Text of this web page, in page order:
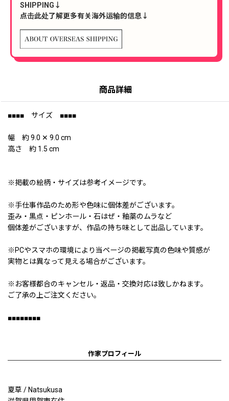
SHIPPING↓
点击此处了解更多有关海外运输的信息↓
商品詳細
■■■■ サイズ ■■■■
幅 約 9.0 ✕ 9.0 cm
高さ 約 1.5 cm
※掲載の絵柄・サイズは参考イメージです。
※手仕事作品のため形や色味に個体差がございます。
歪み・黒点・ピンホール・石はぜ・釉薬のムラなど
個体差がございますが、作品の持ち味として出品しています。
※PCやスマホの環境により当ページの掲載写真の色味や質感が
実物とは異なって見える場合がございます。
※お客様都合のキャンセル・返品・交換対応は致しかねます。
ご了承の上ご注文ください。
■■■■■■■■
作家プロフィール
夏草 / Natsukusa